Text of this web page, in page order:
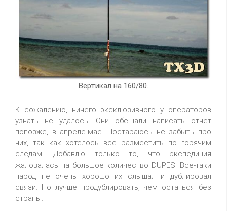
Вертикал на 160/80.
К сожалению, ничего эксклюзивного у операторов
узнать не удалось. Они обещали написать отчет
попозже, в апреле-мае. Постараюсь не забыть про
них, так как хотелось все разместить по горячим
следам. Добавлю только то, что экспедиция
жаловалась на большое количество DUPES. Все-таки
народ не очень хорошо их слышал и дублировал
связи. Но лучше продублировать, чем остаться без
страны.